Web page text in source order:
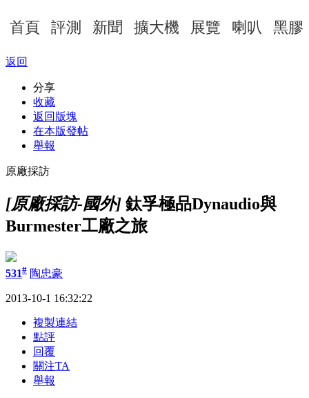
首頁 評測 新聞 擴大機 展覽 喇叭 黑膠
返回
分享
收藏
返回版塊
在本版發帖
舉報
原廠採訪
[原廠採訪-國外] 鈦孚極品Dynaudio與
Burmester工廠之旅
531# 陶忠豪
2013-10-1 16:32:22
複製連結
點評
回覆
關注TA
舉報